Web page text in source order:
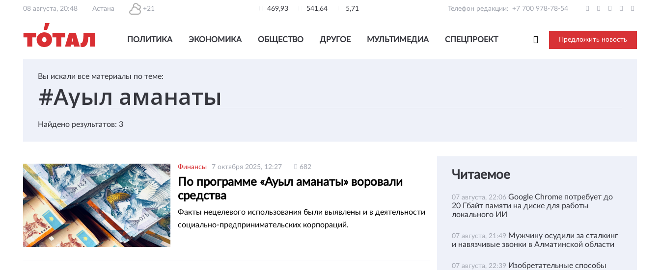
08 августа, 20:48 Астана +21 469,93 541,64 5,71 Телефон редакции: +7 700 978-78-54
ПОЛИТИКА ЭКОНОМИКА ОБЩЕСТВО ДРУГОЕ МУЛЬТИМЕДИА СПЕЦПРОЕКТ Предложить новость
Вы искали все материалы по теме:
Найдено результатов: 3
Финансы 7 октября 2025, 12:27 682
По программе «Ауыл аманаты» воровали
средства
Факты нецелевого использования были выявлены и в деятельности
социально-предпринимательских корпораций.
Читаемое
07 августа, 22:06 Google Chrome потребует до
20 Гбайт памяти на диске для работы
локального ИИ
07 августа, 21:49 Мужчину осудили за сталкинг
и навязчивые звонки в Алматинской области
07 августа, 22:39 Изобретательные способы